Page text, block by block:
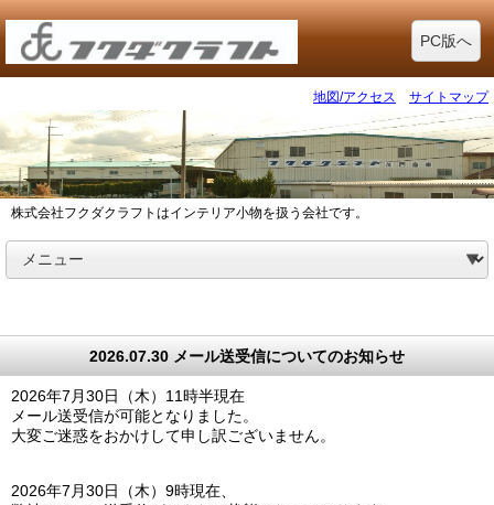
PC版へ
地図/アクセス サイトマップ
株式会社フクダクラフトはインテリア小物を扱う会社です。
2026.07.30 メール送受信についてのお知らせ
2026年7月30日（木）11時半現在
メール送受信が可能となりました。
大変ご迷惑をおかけして申し訳ございません。
2026年7月30日（木）9時現在、